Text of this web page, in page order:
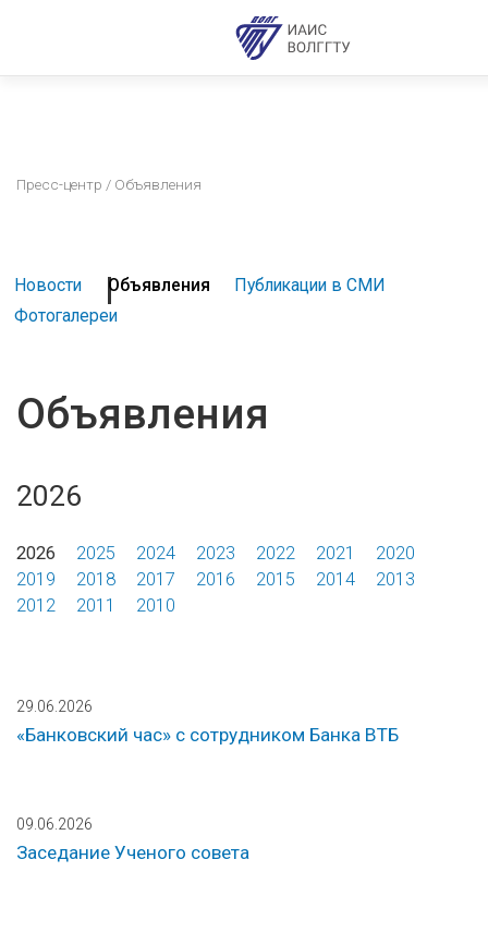
Пресс-центр / Объявления
Новости Объявления
Публикации в СМИ
Фотогалереи
Объявления
2026
2026 2025 2024 2023 2022 2021
2020
2019
2018 2017 2016 2015 2014
2013
2012
2011 2010
29.06.2026
«Банковский час» с сотрудником Банка ВТБ
09.06.2026
Заседание Ученого совета